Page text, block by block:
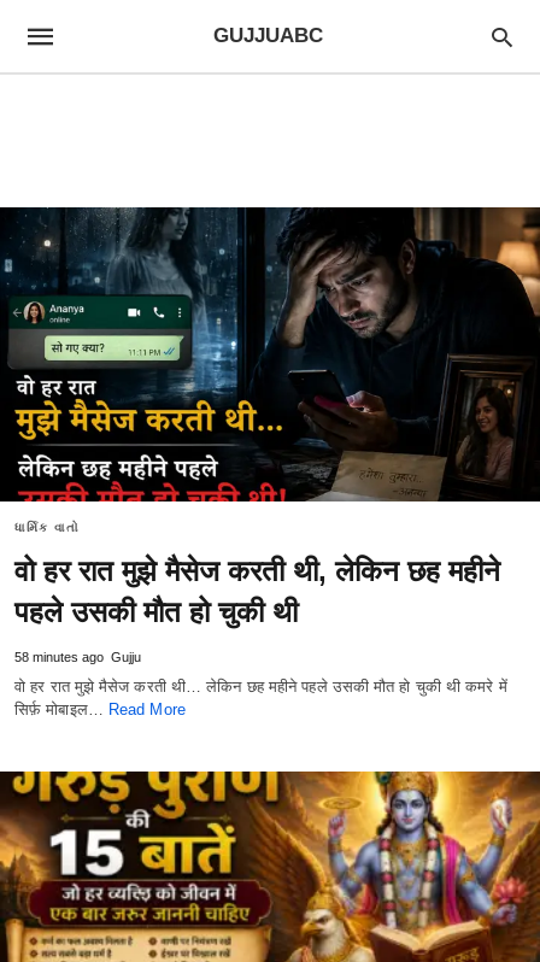
GUJJUABC
ધાર્મિક વાતો
वो हर रात मुझे मैसेज करती थी, लेकिन छह महीने
पहले उसकी मौत हो चुकी थी
58 minutes ago Gujju
वो हर रात मुझे मैसेज करती थी… लेकिन छह महीने पहले उसकी मौत हो चुकी थी कमरे में
सिर्फ़ मोबाइल… Read More